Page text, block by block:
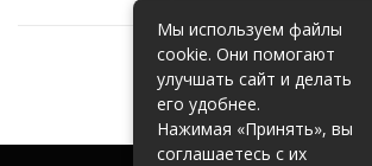
Мы используем файлы
cookie. Они помогают
улучшать сайт и делать
его удобнее.
Нажимая «Принять», вы
соглашаетесь с их